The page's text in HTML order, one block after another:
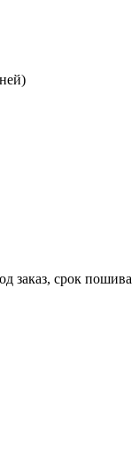
заказ, срок пошива